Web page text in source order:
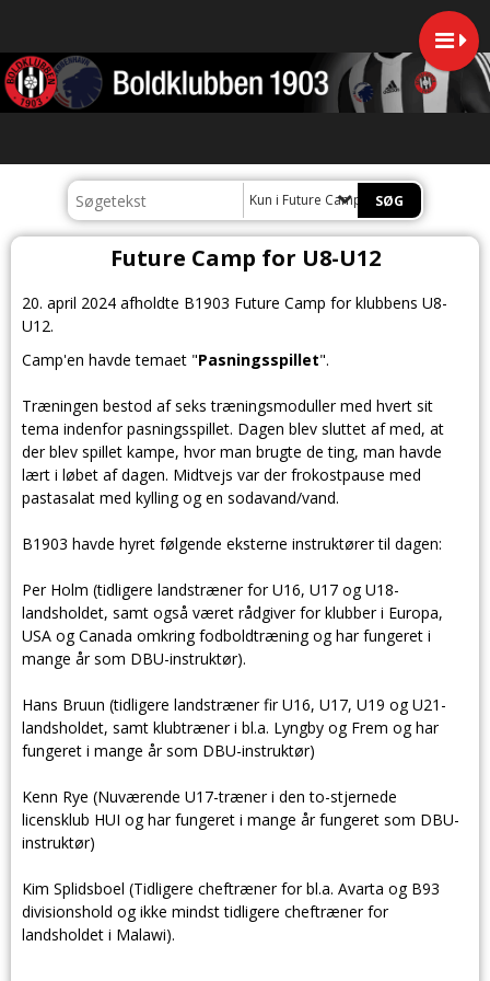
Kun i Future Camp for U8-U12
Future Camp for U8-U12
20. april 2024 afholdte B1903 Future Camp for klubbens U8-
U12.
Camp'en havde temaet "Pasningsspillet".
Træningen bestod af seks træningsmoduller med hvert sit
tema indenfor pasningsspillet. Dagen blev sluttet af med, at
der blev spillet kampe, hvor man brugte de ting, man havde
lært i løbet af dagen. Midtvejs var der frokostpause med
pastasalat med kylling og en sodavand/vand.
B1903 havde hyret følgende eksterne instruktører til dagen:
Per Holm (tidligere landstræner for U16, U17 og U18-
landsholdet, samt også været rådgiver for klubber i Europa,
USA og Canada omkring fodboldtræning og har fungeret i
mange år som DBU-instruktør).
Hans Bruun (tidligere landstræner fir U16, U17, U19 og U21-
landsholdet, samt klubtræner i bl.a. Lyngby og Frem og har
fungeret i mange år som DBU-instruktør)
Kenn Rye (Nuværende U17-træner i den to-stjernede
licensklub HUI og har fungeret i mange år fungeret som DBU-
instruktør)
Kim Splidsboel (Tidligere cheftræner for bl.a. Avarta og B93
divisionshold og ikke mindst tidligere cheftræner for
landsholdet i Malawi).